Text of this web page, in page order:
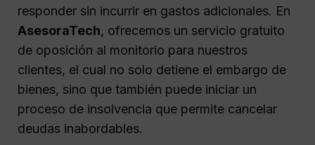
responder sin incurrir en gastos adicionales. En
AsesoraTech, ofrecemos un servicio gratuito
de oposición al monitorio para nuestros
clientes, el cual no solo detiene el embargo de
bienes, sino que también puede iniciar un
proceso de insolvencia que permite cancelar
deudas inabordables.